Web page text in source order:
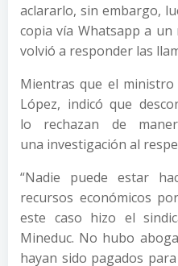
aclararlo, sin embargo,
copia vía Whatsapp a
volvió a responder las
Mientras que el ministro
López, indicó que
lo rechazan de
una investigación al
“Nadie puede estar
recursos económicos
este caso hizo el
Mineduc. No hubo
hayan sido pagados